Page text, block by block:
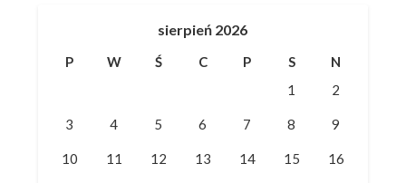
sierpień 2026
P W Ś C P S
N
1
2
3 4 5 6 7 8 9
10 11 12 13 14 15 16